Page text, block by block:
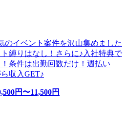
のイベント案件を沢山集めました
縛りはなし！さらに♪入社特典で
条件は出勤回数だけ！週払い
収入GET♪
円〜11,500円